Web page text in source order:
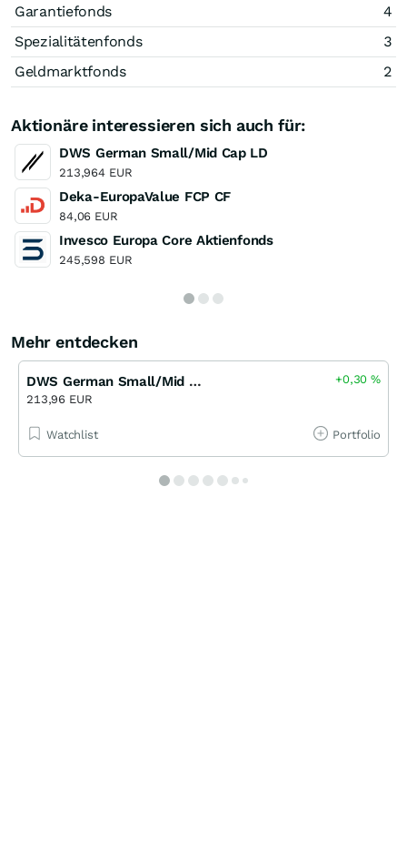
Garantiefonds
4
Spezialitätenfonds
3
Geldmarktfonds
2
Aktionäre interessieren sich auch für:
DWS German Small/Mid Cap LD
213,964 EUR
Deka-EuropaValue FCP CF
84,06 EUR
Invesco Europa Core Aktienfonds
245,598 EUR
Mehr entdecken
DWS German Small/Mid Cap LD
213,96 EUR
+0,30%
Watchlist Portfolio